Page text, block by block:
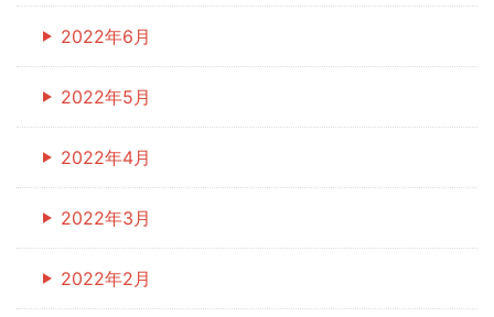
2022年6月
2022年5月
2022年4月
2022年3月
2022年2月